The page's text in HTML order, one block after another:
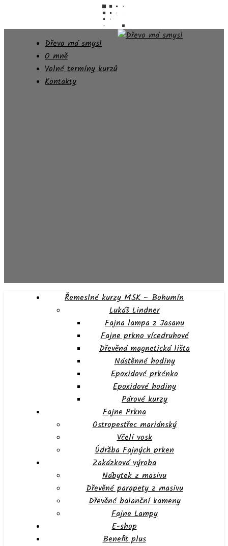
Dřevo má smysl
O mně
Volné termíny kurzů
Kontakty
Řemeslné kurzy MSK – Bohumín
Lukáš Lindner
Fajna lampa z Jasanu
Fajne prkno vícedruhové
Dřevěná magnetická lišta
Nástěnné hodiny
Epoxidové prkénko
Epoxidové hodiny
Párové kurzy
Fajne Prkna
Ostropestřec mariánský
Včelí vosk
Údržba Fajných prken
Zakázková výroba
Nábytek z masivu
Dřevěné parapety z masivu
Dřevěné balanční kameny
Fajne Lampy
E-shop
Benefit plus